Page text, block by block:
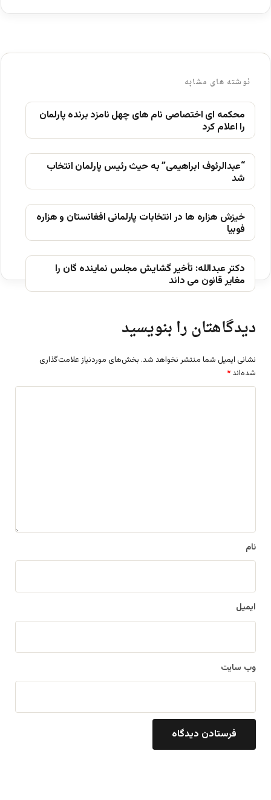
نوشته های مشابه
محکمه ای اختصاصی نام های چهل نامزد برنده پارلمان
را اعلام کرد
“عبدالرئوف ابراهیمی” به حیث رئیس پارلمان انتخاب
شد
خیزش ھزاره ھا در انتخابات پارلمانی افغانستان و ھزاره
فوبیا
دکتر عبدالله: تأخیر گشایش مجلس نماینده گان را
مغایر قانون می داند
دیدگاهتان را بنویسید
نشانی ایمیل شما منتشر نخواهد شد. بخش‌های موردنیاز علامت‌گذاری
شده‌اند *
نام
ایمیل
وب‌ سایت